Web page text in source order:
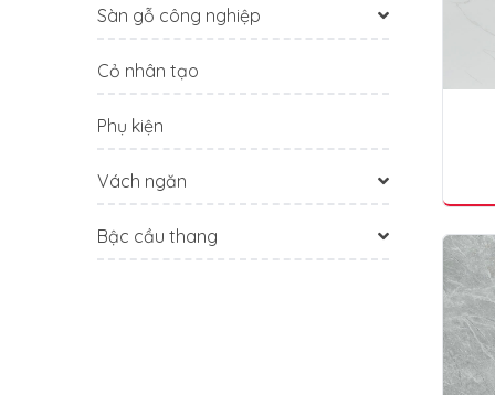
Sàn gỗ công nghiệp
Cỏ nhân tạo
Phụ kiện
Vách ngăn
Bậc cầu thang